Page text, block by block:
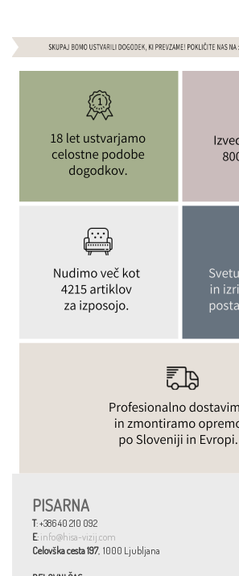
PISARNA
T: +386 40 210 092
E: info@hisa-vizij.com
Celovška cesta 197, 1000 Ljubljana